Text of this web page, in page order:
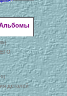
деталей